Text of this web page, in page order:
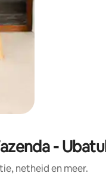
-
netheid en meer.